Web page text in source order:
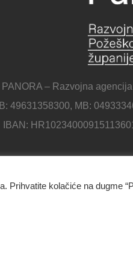
PANORA – Razvojna
49631358300, MB:
IBAN:
Ulica Republike Hrvatske 1B,
kolačiće na dugme